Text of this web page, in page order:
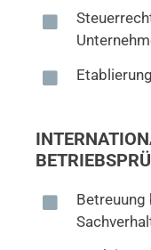
Betreuung